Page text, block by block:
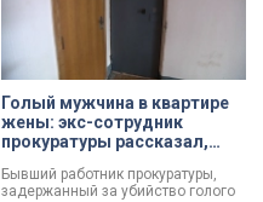
Голый мужчина в квартире
жены: экс-сотрудник
прокуратуры рассказал,
Бывший работник прокуратуры,
задержанный за убийство голого